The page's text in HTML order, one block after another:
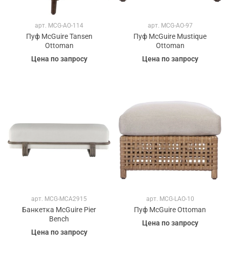
арт. MCG-AO-114
Пуф McGuire Tansen
Ottoman
Цена по запросу
арт. MCG-AO-97
Пуф McGuire Mustique
Ottoman
Цена по запросу
арт. MCG-MCA2915
Банкетка McGuire Pier
Bench
Цена по запросу
арт. MCG-LAO-10
Пуф McGuire Ottoman
Цена по запросу